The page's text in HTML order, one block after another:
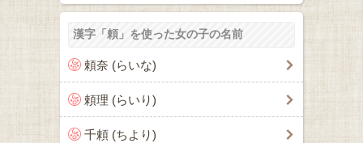
漢字「頼」を使った女の子の名前
頼奈 (らいな)
頼理 (らいり)
千頼 (ちより)